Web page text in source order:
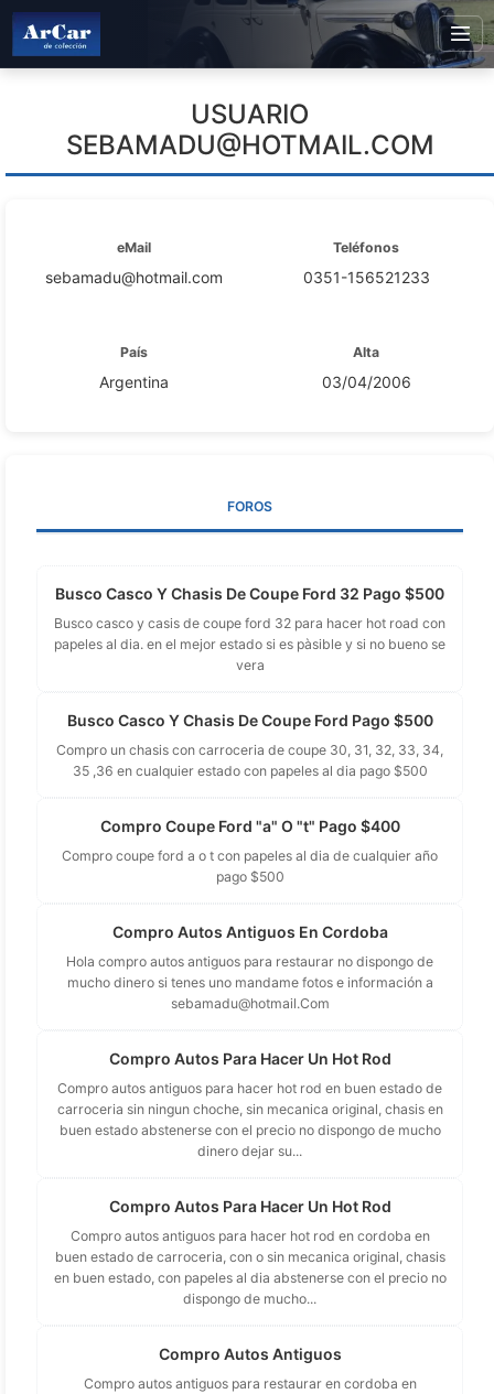
USUARIO
SEBAMADU@HOTMAIL.COM
eMail
sebamadu@hotmail.com
Teléfonos
0351-156521233
País
Argentina
Alta
03/04/2006
FOROS
Busco Casco Y Chasis De Coupe Ford 32 Pago $500
Busco casco y casis de coupe ford 32 para hacer hot road con
papeles al dia. en el mejor estado si es pàsible y si no bueno se
vera
Busco Casco Y Chasis De Coupe Ford Pago $500
Compro un chasis con carroceria de coupe 30, 31, 32, 33, 34,
35 ,36 en cualquier estado con papeles al dia pago $500
Compro Coupe Ford "a" O "t" Pago $400
Compro coupe ford a o t con papeles al dia de cualquier año
pago $500
Compro Autos Antiguos En Cordoba
Hola compro autos antiguos para restaurar no dispongo de
mucho dinero si tenes uno mandame fotos e información a
sebamadu@hotmail.Com
Compro Autos Para Hacer Un Hot Rod
Compro autos antiguos para hacer hot rod en buen estado de
carroceria sin ningun choche, sin mecanica original, chasis en
buen estado abstenerse con el precio no dispongo de mucho
dinero dejar su...
Compro Autos Para Hacer Un Hot Rod
Compro autos antiguos para hacer hot rod en cordoba en
buen estado de carroceria, con o sin mecanica original, chasis
en buen estado, con papeles al dia abstenerse con el precio no
dispongo de mucho...
Compro Autos Antiguos
Compro autos antiguos para restaurar en cordoba en